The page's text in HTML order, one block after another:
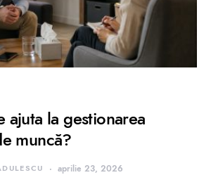
ajuta la gestionarea
muncă?
aprilie 23, 2026